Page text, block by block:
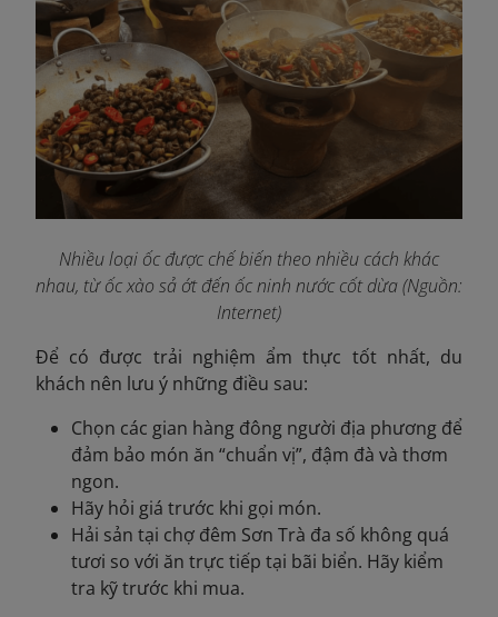
Nhiều loại ốc được chế biến theo nhiều cách khác
nhau, từ ốc xào sả ớt đến ốc ninh nước cốt dừa (Nguồn:
Internet)
Để có được trải nghiệm ẩm thực tốt nhất, du
khách nên lưu ý những điều sau:
Chọn các gian hàng đông người địa phương để
đảm bảo món ăn “chuẩn vị”, đậm đà và thơm
ngon.
Hãy hỏi giá trước khi gọi món.
Hải sản tại chợ đêm Sơn Trà đa số không quá
tươi so với ăn trực tiếp tại bãi biển. Hãy kiểm
tra kỹ trước khi mua.